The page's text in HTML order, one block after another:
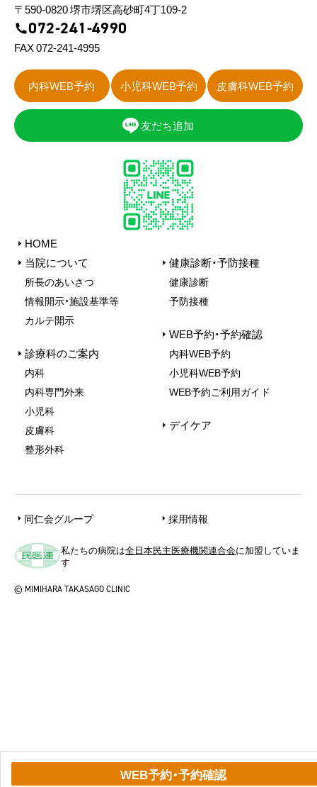
〒590-0820 堺市堺区⾼砂町4丁109-2
072-241-4990
FAX 072-241-4995
内科WEB予約 小児科WEB予約 皮膚科WEB予約
友だち追加
HOME
当院について
所長のあいさつ
情報開示・施設基準等
カルテ開示
診療科のご案内
内科
内科専門外来
小児科
皮膚科
整形外科
健康診断・予防接種
健康診断
予防接種
WEB予約・予約確認
内科WEB予約
小児科WEB予約
WEB予約ご利用ガイド
デイケア
同仁会グループ 採用情報
私たちの病院は全日本民主医療機関連合会に加盟していま
す
© MIMIHARA TAKASAGO CLINIC
WEB予約・予約確認